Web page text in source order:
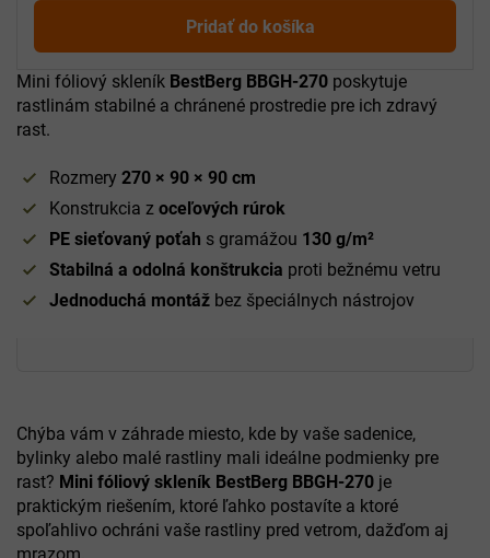
Pridať do košíka
Mini fóliový skleník BestBerg BBGH-270 poskytuje
rastlinám stabilné a chránené prostredie pre ich zdravý
rast.
Rozmery 270 × 90 × 90 cm
Konstrukcia z oceľových rúrok
PE sieťovaný poťah s gramážou 130 g/m²
Stabilná a odolná konštrukcia proti bežnému vetru
Jednoduchá montáž bez špeciálnych nástrojov
Chýba vám v záhrade miesto, kde by vaše sadenice,
bylinky alebo malé rastliny mali ideálne podmienky pre
rast? Mini fóliový skleník BestBerg BBGH-270 je
praktickým riešením, ktoré ľahko postavíte a ktoré
spoľahlivo ochráni vaše rastliny pred vetrom, dažďom aj